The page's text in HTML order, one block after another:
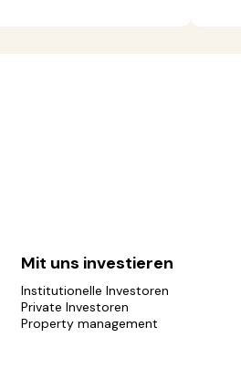
Mit uns investieren
Institutionelle Investoren
Private Investoren
Property management